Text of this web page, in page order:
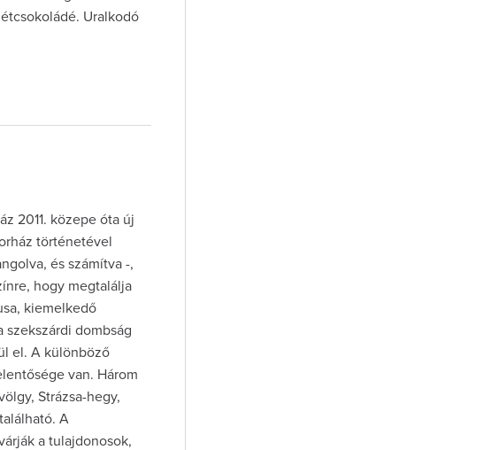
Uralkodó
2011. közepe óta új
történetével
és számítva -,
hogy megtalálja
kiemelkedő
szekszárdi dombság
el. A különböző
van. Három
Strázsa-hegy,
A
a tulajdonosok,